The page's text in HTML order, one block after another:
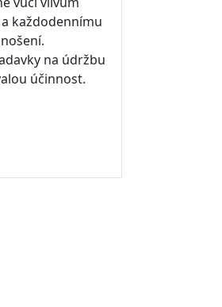
každodennímu
nošení.
na údržbu
účinnost.